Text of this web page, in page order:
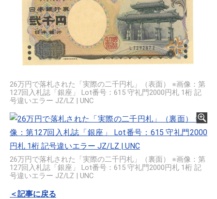
26万円で落札された「実際の二千円札」（表面） ※画像：第
127回入札誌「銀座」 Lot番号：615 守礼門2000円札 1桁 記
号違いエラー JZ/LZ | UNC
26万円で落札された「実際の二千円札」（裏面） ※画像：第
127回入札誌「銀座」 Lot番号：615 守礼門2000円札 1桁 記
号違いエラー JZ/LZ | UNC
＜記事に戻る